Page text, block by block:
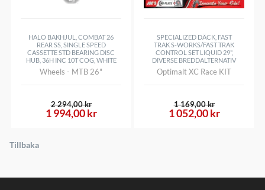
HALO BAKHJUL, COMBAT 26
REAR SS, SINGLE SPEED
CASSETTE STD BEARING DISC
HUB, 36H INC 10T COG, WHITE
Wheels - MTB 26"
1 994,00 kr
2 294,00 kr
SPECIALIZED DÄCK, FAST
TRAK S-WORKS/FAST TRAK
CONTROL SET LIQUID 29",
DIVERSE BREDDALTERNATIV
Optimalt XC Race KIT
1 052,00 kr
1 169,00 kr
Tillbaka